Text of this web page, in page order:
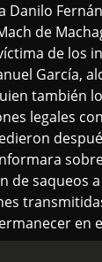
Danilo
de
de los
García,
también
legales
de saqueos
en